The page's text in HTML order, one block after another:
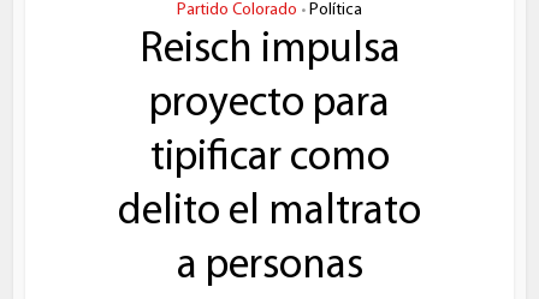
Partido Colorado • Política
Reisch impulsa
proyecto para
tipificar como
delito el maltrato
a personas